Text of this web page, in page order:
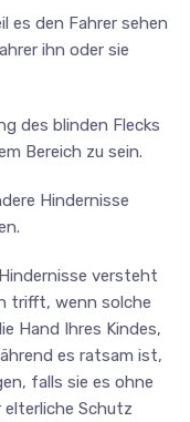
es den Fahrer sehen
ihn oder sie
des blinden Flecks
Bereich zu sein.
Hindernisse
versteht
trifft, wenn solche
Hand Ihres Kindes,
es ratsam ist,
falls sie es ohne
elterliche Schutz